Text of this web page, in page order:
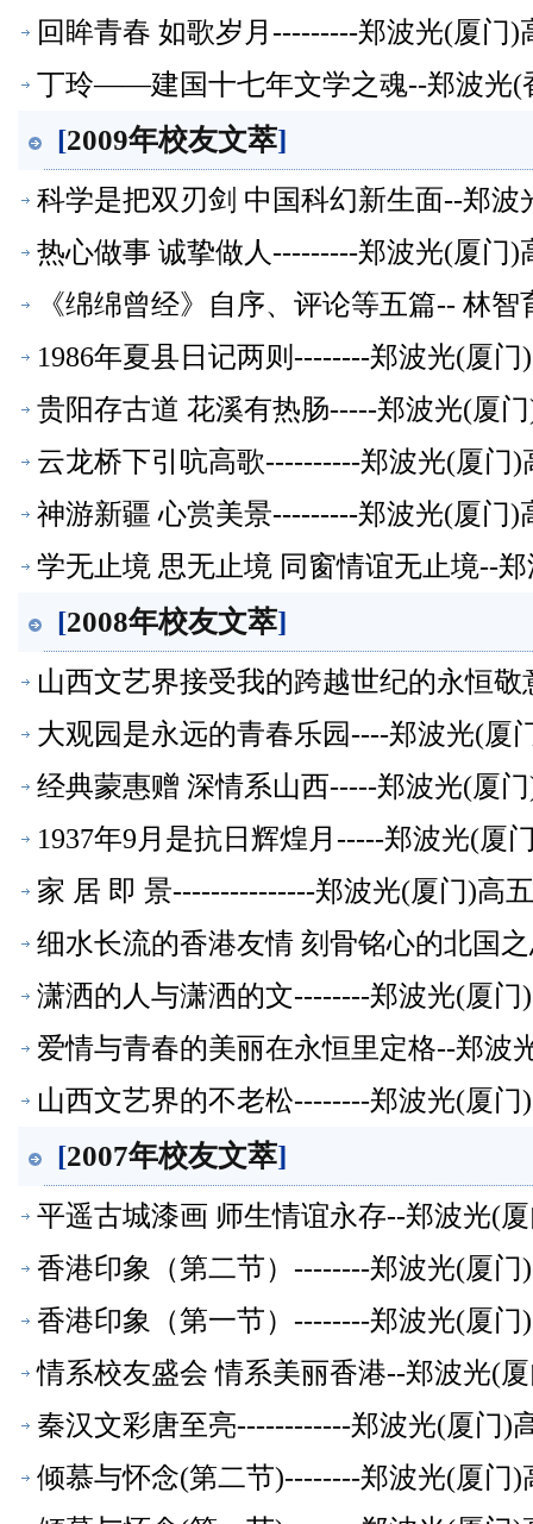
回眸青春 如歌岁月---------郑波光(厦门)
丁玲——建国十七年文学之魂--郑波光(
[2009年校友文萃]
科学是把双刃剑 中国科幻新生面--郑
热心做事 诚挚做人---------郑波光(厦门)
《绵绵曾经》自序、评论等五篇-- 林
萃】
1986年夏县日记两则--------郑波光(厦
贵阳存古道 花溪有热肠-----郑波光(厦
云龙桥下引吭高歌----------郑波光(厦门
神游新疆 心赏美景---------郑波光(厦门)
学无止境 思无止境 同窗情谊无止境--
[2008年校友文萃]
山西文艺界接受我的跨越世纪的永恒
大观园是永远的青春乐园----郑波光(厦
经典蒙惠赠 深情系山西-----郑波光(厦
1937年9月是抗日辉煌月-----郑波光(厦
家 居 即 景---------------郑波光(厦门)高
细水长流的香港友情 刻骨铭心的北国
潇洒的人与潇洒的文--------郑波光(厦
爱情与青春的美丽在永恒里定格--郑波
山西文艺界的不老松--------郑波光(厦
[2007年校友文萃]
平遥古城漆画 师生情谊永存--郑波光(
香港印象（第二节）--------郑波光(厦
香港印象（第一节）--------郑波光(厦
情系校友盛会 情系美丽香港--郑波光(
秦汉文彩唐至亮------------郑波光(厦门)
倾慕与怀念(第二节)--------郑波光(厦门